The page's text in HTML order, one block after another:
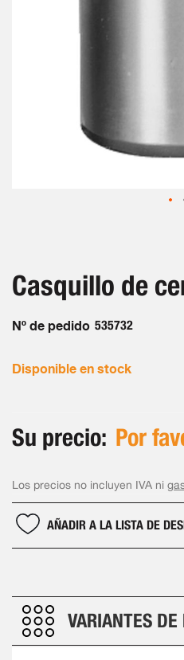
de
la
de
Casquillo de
Nº de pedido 535732
Disponible en stock
Su precio: Por
Los precios no incluyen IVA ni
AÑADIR A LA LISTA DE
VARIANTES DE